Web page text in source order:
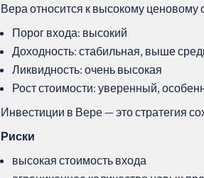
Вера относится к высокому ценовому
Порог входа: высокий
Доходность: стабильная, выше
Ликвидность: очень высокая
Рост стоимости: уверенный,
Инвестиции в Вере — это стратегия
Риски
высокая стоимость входа